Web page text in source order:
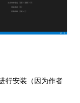
行安装（因为作者